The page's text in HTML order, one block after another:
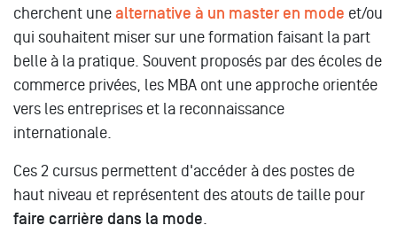
cherchent une alternative à un master en mode et/ou
qui souhaitent miser sur une formation faisant la part
belle à la pratique. Souvent proposés par des écoles de
commerce privées, les MBA ont une approche orientée
vers les entreprises et la reconnaissance
internationale.
Ces 2 cursus permettent d'accéder à des postes de
haut niveau et représentent des atouts de taille pour
faire carrière dans la mode